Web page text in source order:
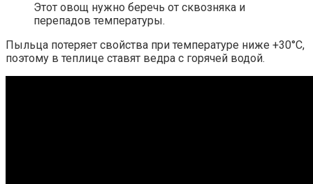
Этот овощ нужно беречь от сквозняка и
перепадов температуры.
Пыльца потеряет свойства при температуре ниже +30°С,
поэтому в теплице ставят ведра с горячей водой.